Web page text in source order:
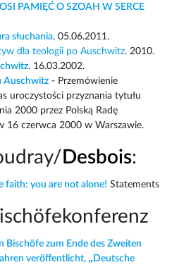
PAMIĘĆ O SZOAH W SERCE
słuchania. 05.06.2011.
dla teologii po Auschwitz. 2010.
. 16.03.2002.
Auschwitz- Przemówienie
uroczystości przyznania tytułu
2000 przez Polską Radę
16 czerwca 2000 w Warszawie.
Desbois:
faith: you are not alone! Statements
Bischöfe zum Ende des Zweiten
veröffentlicht, „Deutsche